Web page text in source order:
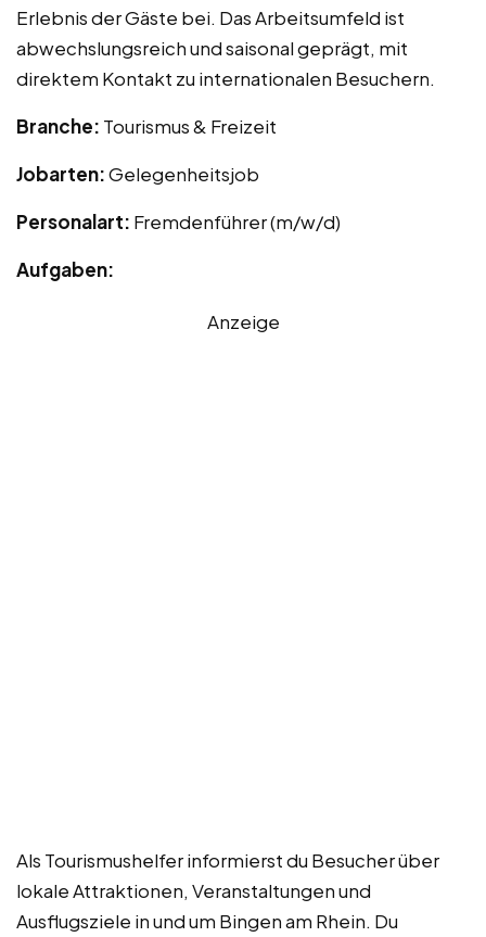
Erlebnis der Gäste bei. Das Arbeitsumfeld ist
abwechslungsreich und saisonal geprägt, mit
direktem Kontakt zu internationalen Besuchern.
Branche: Tourismus & Freizeit
Jobarten:Gelegenheitsjob
Personalart: Fremdenführer (m/w/d)
Aufgaben:
Anzeige
Als Tourismushelfer informierst du Besucher über
lokale Attraktionen, Veranstaltungen und
Ausflugsziele in und um Bingen am Rhein. Du